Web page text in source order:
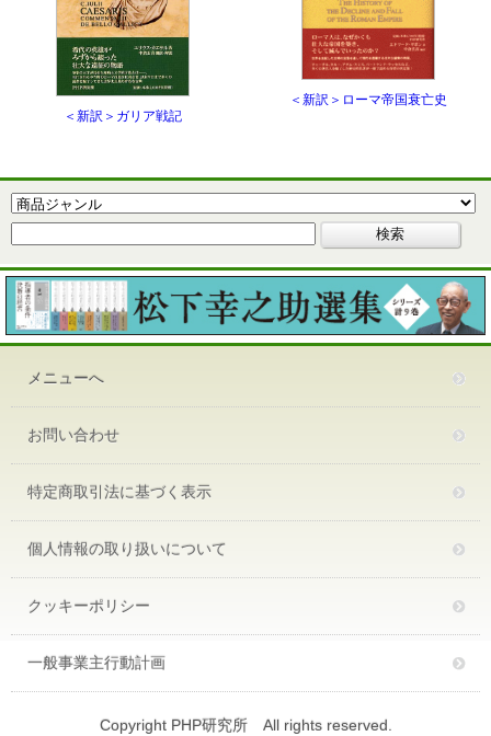
＜新訳＞ガリア戦記
＜新訳＞ローマ帝国衰亡史
メニューへ
お問い合わせ
特定商取引法に基づく表示
個人情報の取り扱いについて
クッキーポリシー
一般事業主行動計画
Copyright PHP研究所 All rights reserved.